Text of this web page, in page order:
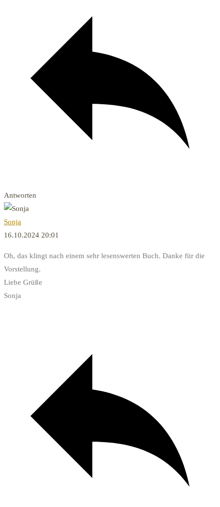
Antworten
Sonja
16.10.2024 20:01
Oh, das klingt nach einem sehr lesenswerten Buch. Danke für die
Vorstellung.
Liebe Grüße
Sonja